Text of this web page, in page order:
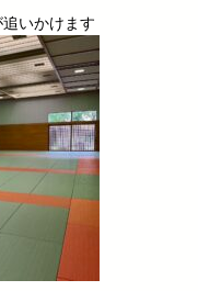
いかけます